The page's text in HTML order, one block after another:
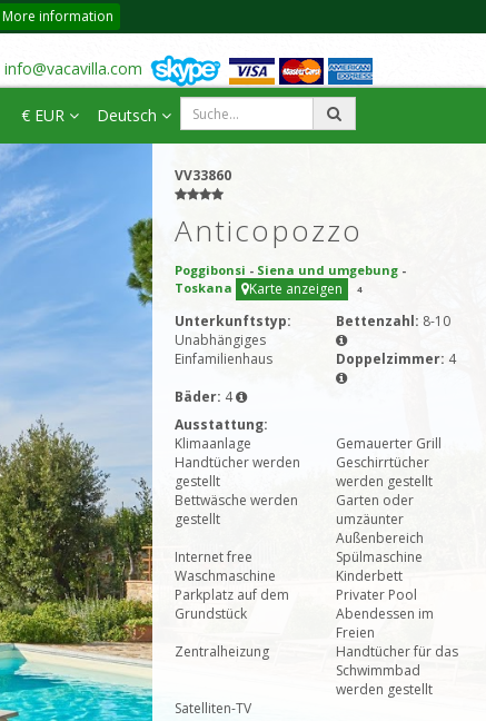
More information
info@vacavilla.com
€ EUR Deutsch
VV33860
Anticopozzo
Poggibonsi - Siena und umgebung -
Toskana
Karte anzeigen 4
Unterkunftstyp:
Unabhängiges
Einfamilienhaus
Bettenzahl: 8-10
Doppelzimmer: 4
Bäder: 4
Ausstattung:
Klimaanlage
Gemauerter Grill
Handtücher werden
gestellt
Geschirrtücher
werden gestellt
Bettwäsche werden
gestellt
Garten oder
umzäunter
Außenbereich
Internet free
Spülmaschine
Waschmaschine
Kinderbett
Parkplatz auf dem
Grundstück
Privater Pool
Abendessen im
Freien
Zentralheizung
Handtücher für das
Schwimmbad
werden gestellt
Satelliten-TV